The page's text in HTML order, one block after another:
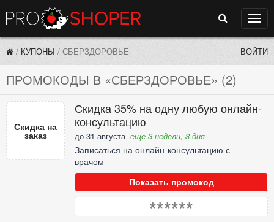
Поиск
/ КУПОНЫ / СБЕРЗДОРОВЬЕ ВОЙТИ
ПРОМОКОДЫ В «СБЕРЗДОРОВЬЕ» (2)
Скидка на
заказ
Скидка 35% на одну любую онлайн-
консультацию
до 31 августа еще 3 недели, 3 дня
Записаться на онлайн-консультацию с
врачом
Показать промокод
******